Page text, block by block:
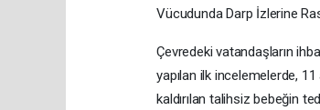
​Vücudunda Darp İzlerine
​Çevredeki vatandaşların
yapılan ilk incelemelerde,
kaldırılan talihsiz bebeğin